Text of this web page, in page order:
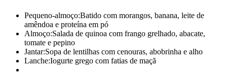
Pequeno-almoço:Batido com morangos, banana, leite de
amêndoa e proteína em pó
Almoço:Salada de quinoa com frango grelhado, abacate,
tomate e pepino
Jantar:Sopa de lentilhas com cenouras, abobrinha e alho
Lanche:Iogurte grego com fatias de maçã